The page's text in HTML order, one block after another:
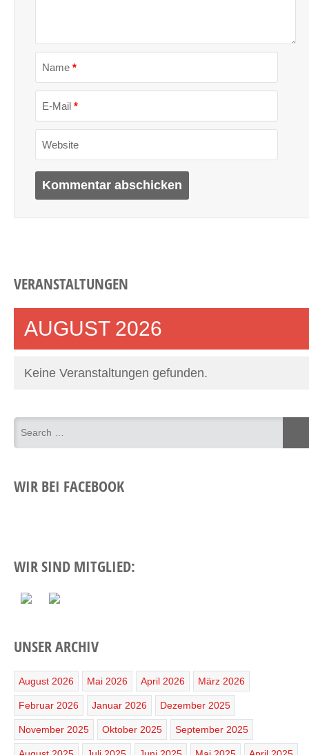
Name *
E-Mail *
Website
VERANSTALTUNGEN
AUGUST 2026
Keine Veranstaltungen gefunden.
WIR BEI FACEBOOK
WIR SIND MITGLIED:
UNSER ARCHIV
August 2026 Mai 2026 April 2026 März 2026
Februar 2026 Januar 2026 Dezember 2025
November 2025 Oktober 2025 September 2025